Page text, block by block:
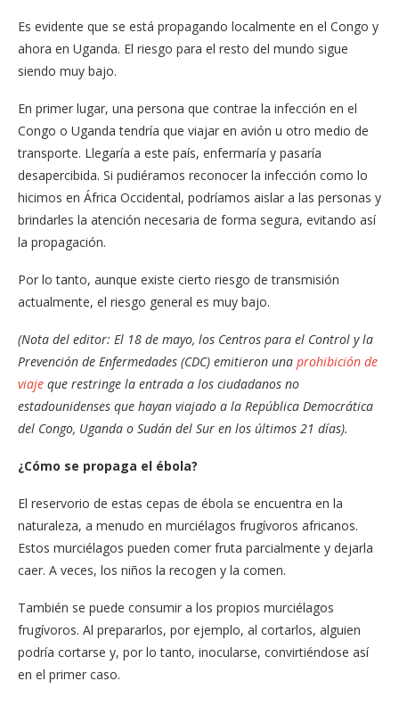
Es evidente que se está propagando localmente en el Congo y
ahora en Uganda. El riesgo para el resto del mundo sigue
siendo muy bajo.
En primer lugar, una persona que contrae la infección en el
Congo o Uganda tendría que viajar en avión u otro medio de
transporte. Llegaría a este país, enfermaría y pasaría
desapercibida. Si pudiéramos reconocer la infección como lo
hicimos en África Occidental, podríamos aislar a las personas y
brindarles la atención necesaria de forma segura, evitando así
la propagación.
Por lo tanto, aunque existe cierto riesgo de transmisión
actualmente, el riesgo general es muy bajo.
(Nota del editor: El 18 de mayo, los Centros para el Control y la
Prevención de Enfermedades (CDC) emitieron una prohibición de
viaje que restringe la entrada a los ciudadanos no
estadounidenses que hayan viajado a la República Democrática
del Congo, Uganda o Sudán del Sur en los últimos 21 días).
¿Cómo se propaga el ébola?
El reservorio de estas cepas de ébola se encuentra en la
naturaleza, a menudo en murciélagos frugívoros africanos.
Estos murciélagos pueden comer fruta parcialmente y dejarla
caer. A veces, los niños la recogen y la comen.
También se puede consumir a los propios murciélagos
frugívoros. Al prepararlos, por ejemplo, al cortarlos, alguien
podría cortarse y, por lo tanto, inocularse, convirtiéndose así
en el primer caso.